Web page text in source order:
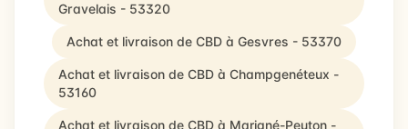
Gravelais - 53320
Achat et livraison de CBD à Gesvres - 53370
Achat et livraison de CBD à Champgenéteux -
53160
Achat et livraison de CBD à Marigné-Peuton -